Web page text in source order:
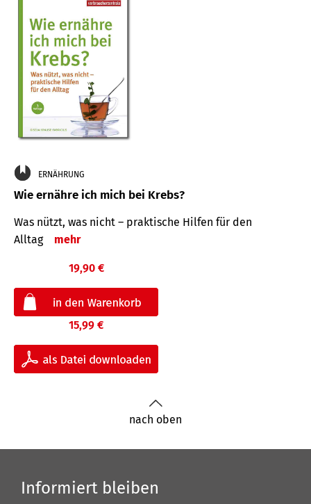
ERNÄHRUNG
Wie ernähre ich mich bei Krebs?
Was nützt, was nicht – praktische Hilfen für den
Alltag
mehr
19,90 €
15,99 €
nach oben
Informiert bleiben